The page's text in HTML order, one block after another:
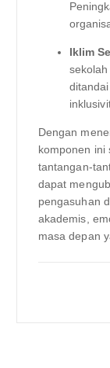
Iklim
Dengan
komponen ini
tantangan-
dapat
pengasuhan
akademis,
masa depan